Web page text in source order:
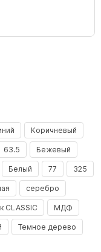
Коричневый
63.5 Бежевый
Белый 77 325
серебро
CLASSIC МДФ
Темное дерево